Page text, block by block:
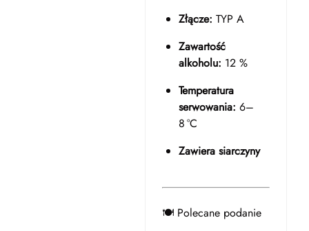
Złącze: TYP A
Zawartość
alkoholu: 12 %
Temperatura
serwowania: 6–
8 °C
Zawiera siarczyny
🍽️ Polecane podanie